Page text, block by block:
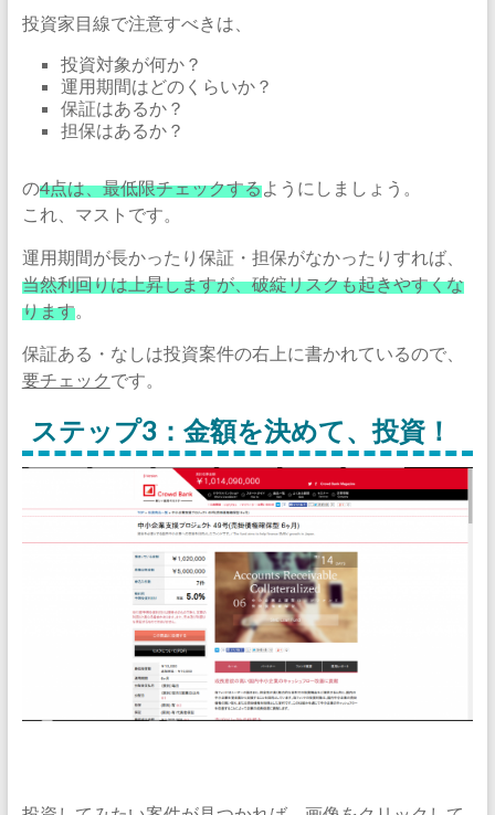
投資家目線で注意すべきは、
投資対象が何か？
運用期間はどのくらいか？
保証はあるか？
担保はあるか？
の4点は、最低限チェックするようにしましょう。
これ、マストです。
運用期間が長かったり保証・担保がなかったりすれば、
当然利回りは上昇しますが、破綻リスクも起きやすくな
ります。
保証ある・なしは投資案件の右上に書かれているので、
要チェック です。
ステップ3：金額を決めて、投資！